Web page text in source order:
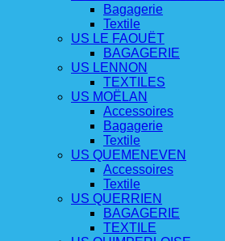
Bagagerie
Textile
US LE FAOUËT
BAGAGERIE
US LENNON
TEXTILES
US MOËLAN
Accessoires
Bagagerie
Textile
US QUEMENEVEN
Accessoires
Textile
US QUERRIEN
BAGAGERIE
TEXTILE